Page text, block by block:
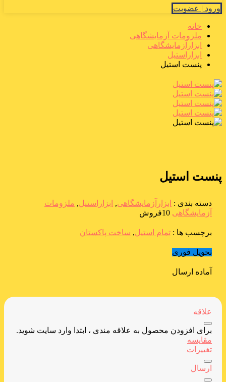
ورود | عضویت
خانه
ملزومات آزمایشگاهی
ابزارآزمایشگاهی
ابزاراستیل
پنست استیل
پنست استیل
دسته بندی : ابزارآزمایشگاهی, ابزاراستیل, ملزومات
آزمایشگاهی 10فروش
برچسب ها : تمام استیل, ساخت پاکستان
تحویل فوری
آماده ارسال
علاقه
برای افزودن محصول به علاقه مندی ، ابتدا وارد سایت شوید.
مقایسه
تغییرات
ارسال